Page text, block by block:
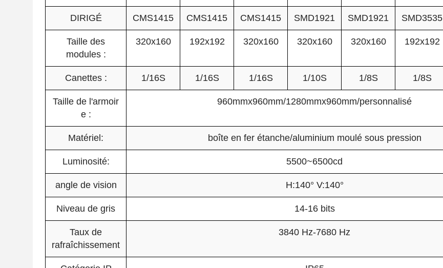
DIRIGÉ CMS1415 CMS1415 CMS1415 SMD1921 SMD1921 SMD3535
Taille des
modules :
320x160 192x192 320x160 320x160 320x160 192x192
Canettes : 1/16S 1/16S 1/16S 1/10S 1/8S 1/8S
Taille de l'armoir
e :
960mmx960mm/1280mmx960mm/personnalisé
Matériel: boîte en fer étanche/aluminium moulé sous pression
Luminosité: 5500~6500cd
angle de vision H:140° V:140°
Niveau de gris 14-16 bits
Taux de
rafraîchissement
3840 Hz-7680 Hz